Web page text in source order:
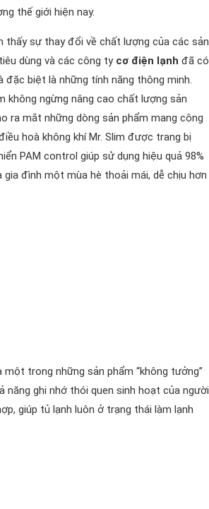
thế giới hiện nay.
thấy sự thay đổi về chất lượng của các sản
dùng và các công ty cơ điện lạnh đã có
biệt là những tính năng thông minh.
ngừng nâng cao chất lượng sản
ra mắt những dòng sản phẩm mang công
hoà không khí Mr. Slim được trang bị
PAM control giúp sử dụng hiệu quả 98%
đình một mùa hè thoải mái, dễ chịu hơn
trong những sản phẩm “không tưởng”
ghi nhớ thói quen sinh hoạt của người
giúp tủ lạnh luôn ở trạng thái làm lạnh